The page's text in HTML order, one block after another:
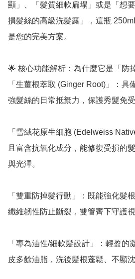
顯」、「髮質細軟扁塌」或是「想
損髮絲的高級洗髮露」，這瓶
是您的完美方案。
🌟 核心功能解析：為什麼它是「防
「生薑根萃取 (Ginger Root)」：具
強髮絲的日常抵禦力，保護秀髮免
「雪絨花原生細胞 (Edelweiss
且富含抗氧化成分，能修復受損的
與光澤。
「雙重防掉髮行動」：既能強化髮
纖維韌性防止斷裂，雙管齊下守護視
「專為油性/細軟髮設計」：輕盈的
皮多餘油脂，洗後髮根蓬鬆、不顯沈